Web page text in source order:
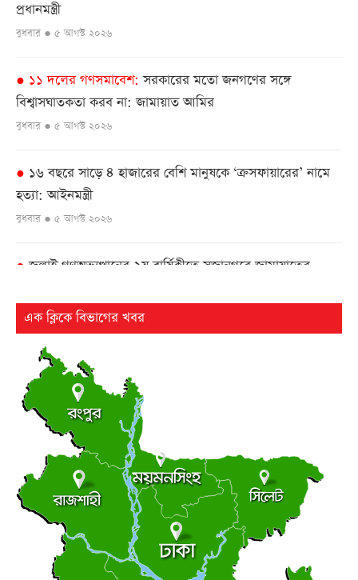
প্রধানমন্ত্রী
বুধবার ● ৫ আগস্ট ২০২৬
● ১১ দলের গণসমাবেশ সরকারের মতো জনগণের সঙ্গে
বিশ্বাসঘাতকতা করব না: জামায়াত আমির
বুধবার ● ৫ আগস্ট ২০২৬
● ১৬ বছরে সাড়ে ৪ হাজারের বেশি মানুষকে ‘ক্রসফায়ারের’ নামে
হত্যা: আইনমন্ত্রী
বুধবার ● ৫ আগস্ট ২০২৬
● জুলাই গণঅভ্যুত্থানের ২য় বার্ষিকীতে সুজানগরে জামায়াতের
বুধবার ● ৫ আগস্ট ২০২৬
লালমোহনে জুলাই গণঅভ্যুত্থান দিবস উপলক্ষে আলোচনা সভা
বুধবার ● ৫ আগস্ট ২০২৬
সুজানগর উপজেলা প্রশাসনের উদ্যোগে জুলাই যোদ্ধাদের সংবর্ধনা
বুধবার ● ৫ আগস্ট ২০২৬
● সুজানগর মহিলা কলেজের উদ্যোগে জুলাই গণঅভ্যুত্থান দিবস
উপলক্ষ্যে আলোচনা সভা
বুধবার ● ৫ আগস্ট ২০২৬
এক ক্লিকে বিভাগের খবর